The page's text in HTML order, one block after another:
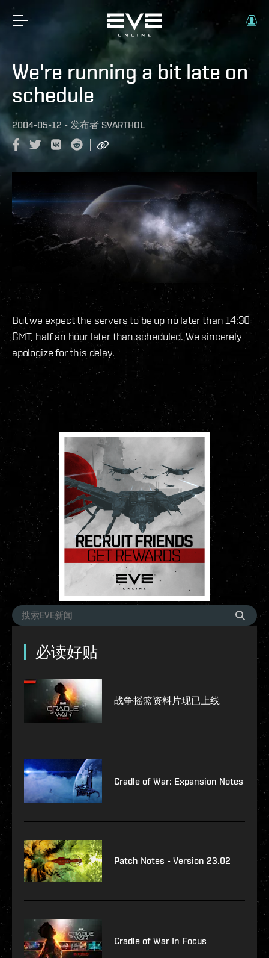
We're running a bit late on
schedule
2004-05-12 - 发布者 SVARTHOL
But we expect the servers to be up no later than 14:30
GMT, half an hour later than scheduled. We sincerely
apologize for this delay.
必读好贴
战争摇篮资料片现已上线
Cradle of War: Expansion Notes
Patch Notes - Version 23.02
Cradle of War In Focus